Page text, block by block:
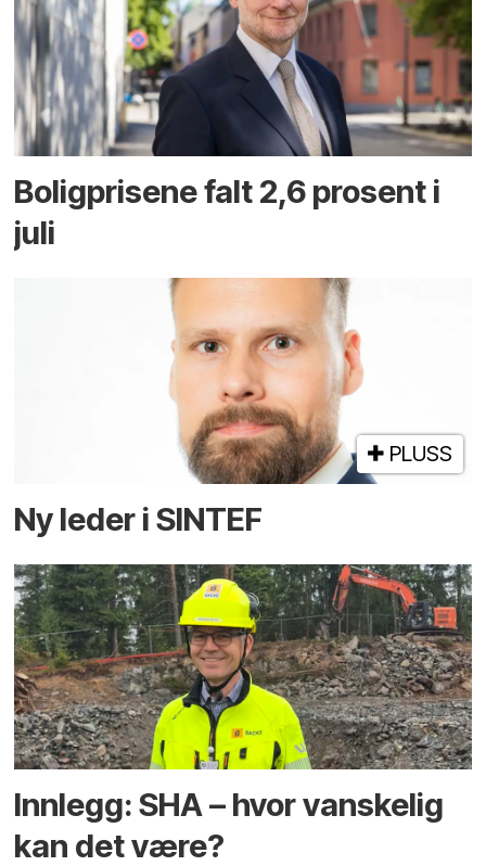
Boligprisene falt 2,6 prosent i
juli
PLUSS
Ny leder i SINTEF
Innlegg: SHA – hvor vanskelig
kan det være?